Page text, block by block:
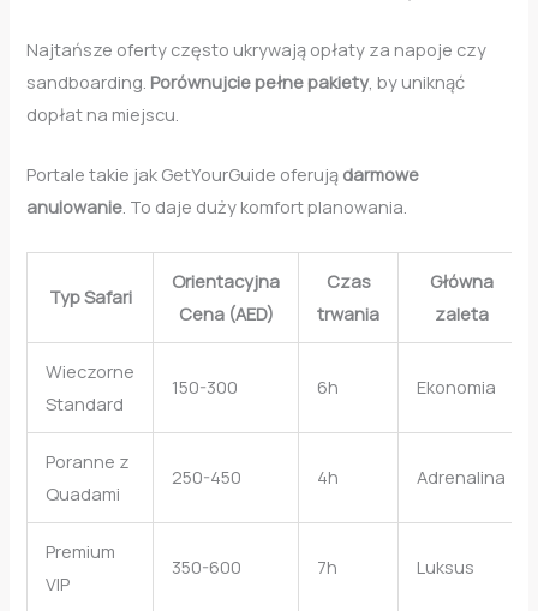
Najtańsze oferty często ukrywają opłaty za napoje czy
sandboarding. Porównujcie pełne pakiety, by uniknąć
dopłat na miejscu.
Portale takie jak GetYourGuide oferują darmowe
anulowanie. To daje duży komfort planowania.
Typ Safari
Orientacyjna
Cena (AED)
Czas
trwania
Główna
zaleta
Wieczorne
Standard
150-300 6h Ekonomia
Poranne z
Quadami
250-450 4h Adrenalina
Premium
VIP
350-600 7h Luksus